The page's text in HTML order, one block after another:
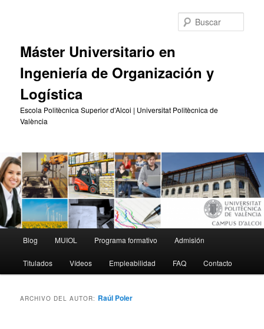
Máster Universitario en
Ingeniería de Organización y
Logística
Escola Politècnica Superior d'Alcoi | Universitat Politècnica de
València
principal
Blog MUIOL Programa formativo Admisión
Titulados Vídeos Empleabilidad FAQ Contacto
ARCHIVO DEL AUTOR: Raúl Poler